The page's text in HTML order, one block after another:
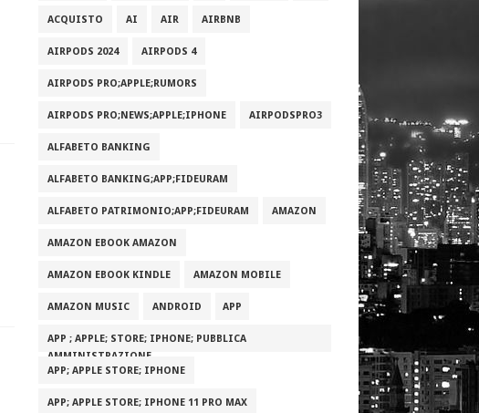
ACQUISTO AI AIR AIRBNB
AIRPODS 2024 AIRPODS 4
AIRPODS PRO;APPLE;RUMORS
AIRPODS PRO;NEWS;APPLE;IPHONE AIRPODSPRO3
ALFABETO BANKING
ALFABETO BANKING;APP;FIDEURAM
ALFABETO PATRIMONI‪O‬;APP;FIDEURAM AMAZON
AMAZON EBOOK AMAZON
AMAZON EBOOK KINDLE AMAZON MOBILE
AMAZON MUSIC ANDROID APP
APP ; APPLE; STORE; IPHONE; PUBBLICA
AMMINISTRAZIONE
APP; APPLE STORE; IPHONE
APP; APPLE STORE; IPHONE 11 PRO MAX